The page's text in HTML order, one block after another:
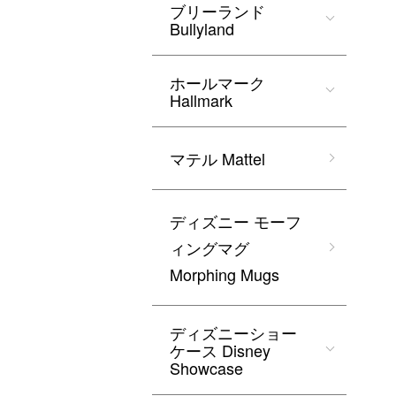
ブリーランド
Bullyland
ホールマーク
Hallmark
マテル Mattel
ディズニー モーフ
ィングマグ
Morphing Mugs
ディズニーショー
ケース Disney
Showcase